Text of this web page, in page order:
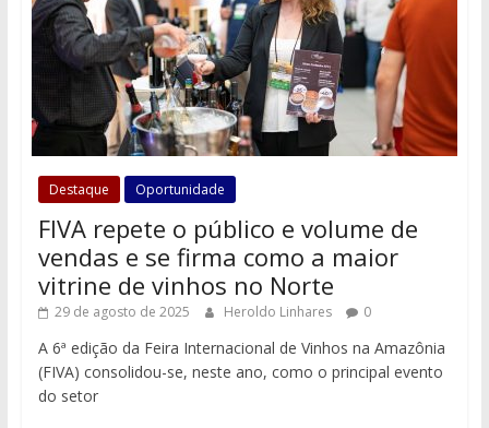
Destaque Oportunidade
FIVA repete o público e volume de
vendas e se firma como a maior
vitrine de vinhos no Norte
29 de agosto de 2025 Heroldo Linhares 0
A 6ª edição da Feira Internacional de Vinhos na Amazônia
(FIVA) consolidou-se, neste ano, como o principal evento
do setor